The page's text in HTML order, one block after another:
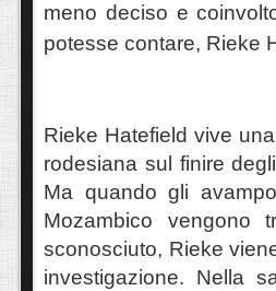
meno deciso e
potesse contare, Rieke
Rieke Hatefield vive
rodesiana sul finire
Ma quando gli
Mozambico vengono
sconosciuto, Rieke
investigazione. Nella